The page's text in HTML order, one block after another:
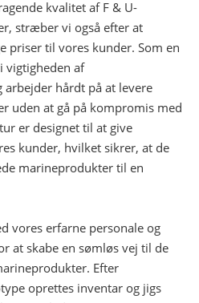
kvalitet af F & U-
stræber vi også efter at
priser til vores kunder. Som en
af
hårdt på at levere
uden at gå på kompromis med
er designet til at give
kunder, hvilket sikrer, at de
marineprodukter til en
vores erfarne personale og
at skabe en sømløs vej til de
Efter
oprettes inventar og jigs